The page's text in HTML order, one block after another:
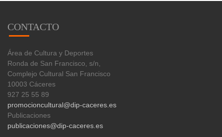
CONTACTO
Área de Cultura y Deportes
Ronda de San Francisco, s/n,
Complejo Cultural San Francisco
10003 Cáceres
927 25 55 89
promocioncultural@dip-caceres.es
Publicaciones
publicaciones@dip-caceres.es